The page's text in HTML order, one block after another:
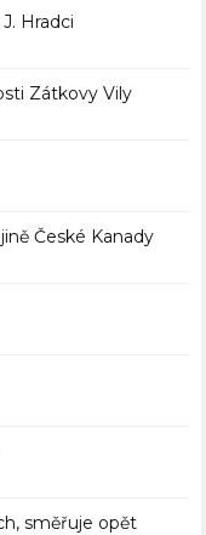
Hradci
Zátkovy Vily
České Kanady
směřuje opět